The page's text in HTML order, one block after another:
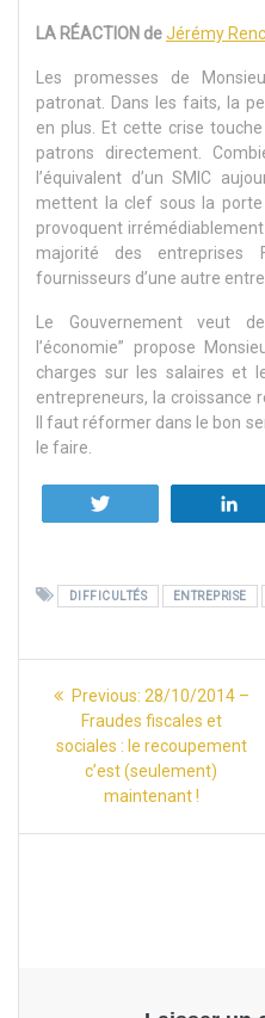
LA RÉACTION deJérémy
Les promesses de
patronat. Dans les faits, la
en plus. Et cette crise
patrons directement.
l’équivalent d’un SMIC
mettent la clef sous la
provoquent
majorité des entreprises
fournisseurs d’une autre
Le Gouvernement veut
l’économie” propose
charges sur les salaires et
entrepreneurs, la croissance
Il faut réformer dans le bon
le faire.
DIFFICULTÉS ENTREPRISE
Navigation
de
l’article
Previous: Previous
post:
28/10/2014 –
Fraudes fiscales et
sociales : le recoupement
c’est (seulement)
maintenant !